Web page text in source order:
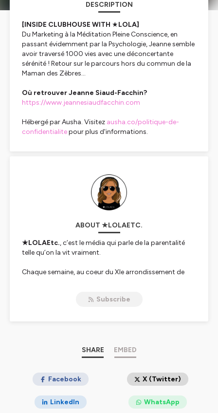
DESCRIPTION
[INSIDE CLUBHOUSE WITH ★LOLA]
Du Marketing à la Méditation Pleine Conscience, en
passant évidemment par la Psychologie, Jeanne semble
avoir traversé 1000 vies avec une déconcertante
sérénité ! Retour sur le parcours hors du commun de la
Maman des Zèbres...
Où retrouver Jeanne Siaud-Facchin?
https://www.jeannesiaudfacchin.com
Hébergé par Ausha. Visitez ausha.co/politique-de-
confidentialitepour plus d'informations.
ABOUT ★LOLAETC.
★LOLAEtc., c’est le média qui parle de la parentalité
telle qu’on la vit vraiment.
Chaque semaine, au coeur du XIe arrondissement de
bousculent ou réinventent la parentalité aujourd’hui.
Où écouter le podcast ?
https://lolaetc.com/
Si ce Podcast vous plaît et vous inspire, n’hésitez pas à
Subscribe
SHARE EMBED
Facebook X (Twitter)
LinkedIn WhatsApp